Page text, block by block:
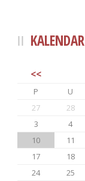
<<
P U
27
28
3
4
10
11
17
18
24
25